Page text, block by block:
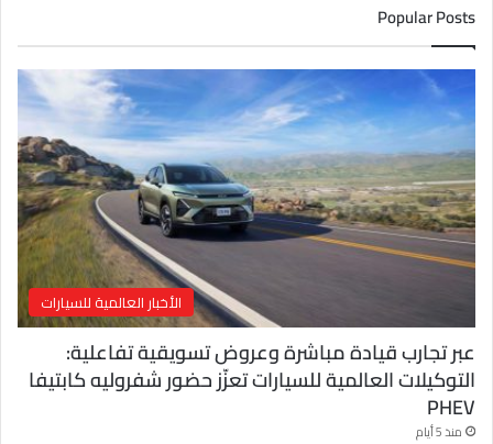
ا
ل
إ
ل
ك
ت
ر
و
ن
ي
Popular Posts
الأخبار العالمية للسيارات
عبر تجارب قيادة مباشرة وعروض تسويقية تفاعلية:
التوكيلات العالمية للسيارات تعزّز حضور شفروليه كابتيفا
PHEV
منذ 5 أيام